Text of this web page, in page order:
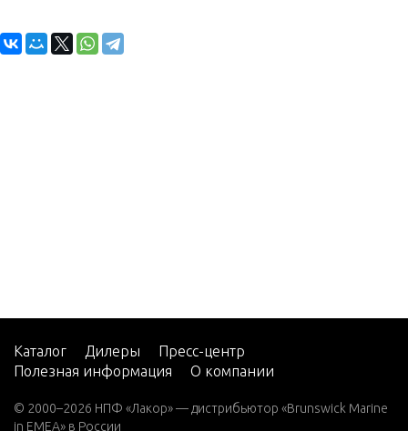
Каталог Дилеры
Пресс-центр
Полезная информация
О компании
© 2000–2026 НПФ «Лакор» — дистрибьютор «Brunswick Marine
in EMEA» в России